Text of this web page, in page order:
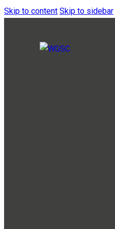
Skip to content Skip to sidebar